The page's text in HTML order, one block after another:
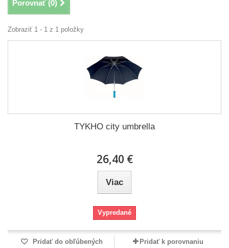
Porovnať (0)
Zobraziť 1 - 1 z 1 položky
TYKHO city umbrella
26,40 €
Viac
Vypredané
Pridať do obľúbených Pridať k porovnaniu